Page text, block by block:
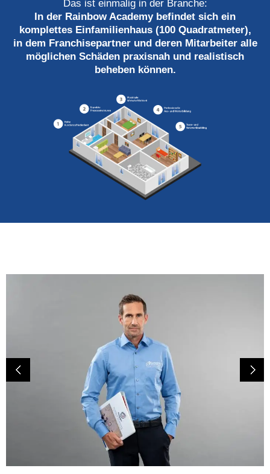
Das ist einmalig in der Branche:
In der Rainbow Academy befindet sich ein
komplettes Einfamilienhaus (100 Quadratmeter),
in dem Franchisepartner und deren Mitarbeiter alle
möglichen Schäden praxisnah und realistisch
beheben können.